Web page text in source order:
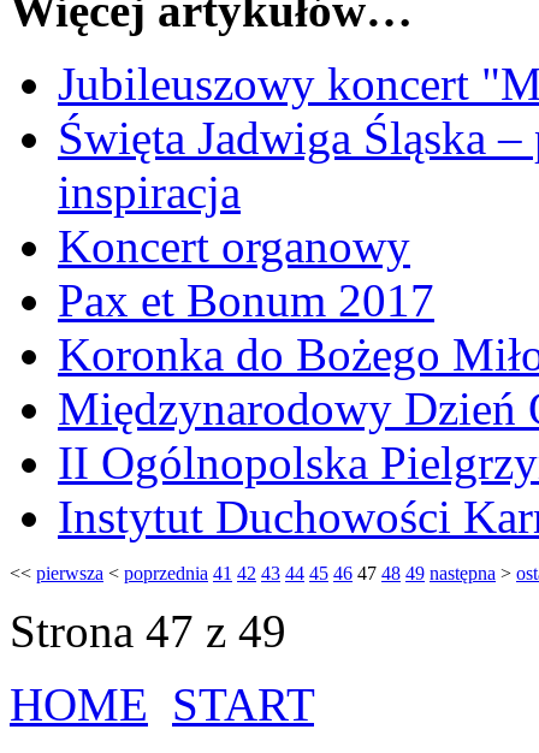
Jubileuszowy koncert
Święta Jadwiga Śląska
inspiracja
Koncert organowy
Pax et Bonum 2017
Koronka do Bożego
Międzynarodowy
II Ogólnopolska
Instytut Duchowości
<< pierwsza < poprzednia 41 42 43 44 45 46 47 48 49 następna >
Strona 47 z 49
HOME START